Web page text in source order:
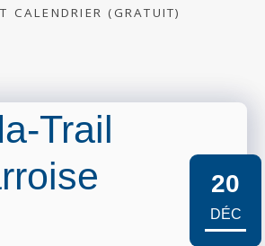
CALENDRIER (GRATUIT)
Trail
20
DÉC